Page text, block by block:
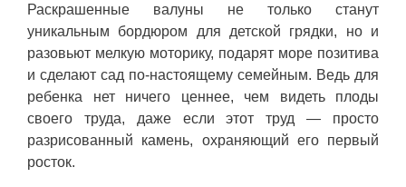
Раскрашенные валуны не только станут
уникальным бордюром для детской грядки, но и
разовьют мелкую моторику, подарят море позитива
и сделают сад по-настоящему семейным. Ведь для
ребенка нет ничего ценнее, чем видеть плоды
своего труда, даже если этот труд — просто
разрисованный камень, охраняющий его первый
росток.